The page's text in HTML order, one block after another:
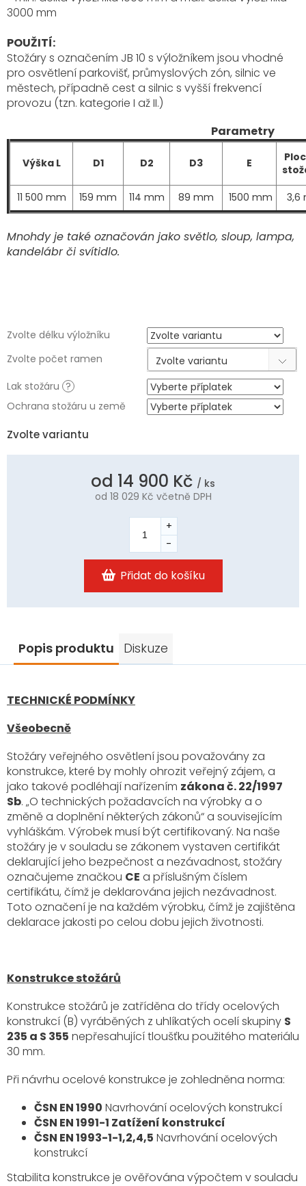
Zvolte variantu
Zvolte délku výložníku
Zvolte počet ramen
Zvolte variantu
Lak stožáru ?
Ochrana stožáru u země
3000 mm
POUŽITÍ:
Stožáry s označením JB 10 s výložníkem jsou vhodné
pro osvětlení parkovišť, průmyslových zón, silnic ve
městech, případně cest a silnic s vyšší frekvencí
provozu (tzn. kategorie I až II.)
Parametry
Výška L D1 D2 D3 E
11 500 mm
159 mm 114 mm 89 mm 1500 mm 3,6
Mnohdy je také označován jako světlo, sloup, lampa,
kandelábr či svítidlo.
od 14 900 Kč / ks
od 18 029 Kč včetně DPH
cena:
Přidat do košíku
Popis produktu Diskuze
TECHNICKÉ PODMÍNKY
Všeobecně
Stožáry veřejného osvětlení jsou považovány za
konstrukce, které by mohly ohrozit veřejný zájem, a
jako takové podléhají nařízením zákona č. 22/1997
Sb. „O technických požadavcích na výrobky a o
změně a doplnění některých zákonů“ a souvisejícím
vyhláškám. Výrobek musí být certifikovaný. Na naše
stožáry je v souladu se zákonem vystaven certifikát
deklarující jeho bezpečnost a nezávadnost, stožáry
označujeme značkou CE a příslušným číslem
certifikátu, čímž je deklarována jejich nezávadnost.
Toto označení je na každém výrobku, čímž je zajištěna
deklarace jakosti po celou dobu jejich životnosti.
Konstrukce stožárů
Konstrukce stožárů je zatříděna do třídy ocelových
konstrukcí (B) vyráběných z uhlíkatých ocelí skupiny S
235 a S 355 nepřesahující tloušťku použitého materiálu
30 mm.
Při návrhu ocelové konstrukce je zohledněna norma:
ČSN EN 1990 Navrhování ocelových konstrukcí
ČSN EN 1991-1 Zatížení konstrukcí
ČSN EN 1993-1-1,2,4,5 Navrhování ocelových
konstrukcí
Stabilita konstrukce je ověřována výpočtem v souladu